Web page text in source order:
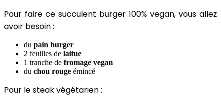
Pour faire ce succulent burger 100% vegan, vous allez
avoir besoin :
du pain burger
2 feuilles de laitue
1 tranche de fromage vegan
du chou rouge émincé
Pour le steak végétarien :